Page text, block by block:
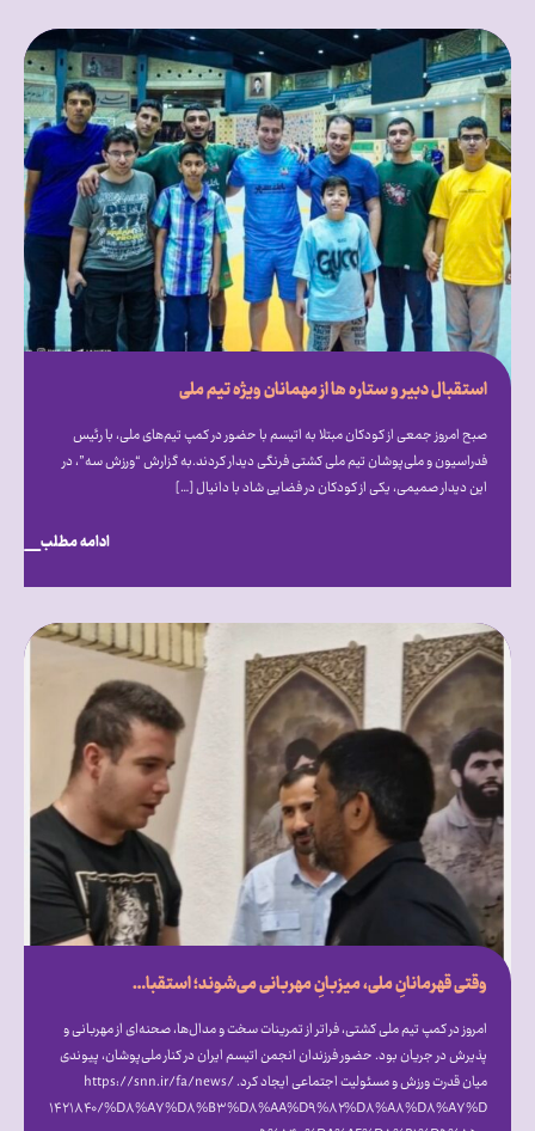
استقبال دبیر و ستاره ها از مهمانان ویژه تیم ملی
صبح امروز جمعی از کودکان مبتلا به اتیسم با حضور در کمپ تیم‌های ملی، با رئیس
فدراسیون و ملی‌پوشان تیم ملی کشتی فرنگی دیدار کردند.به گزارش “ورزش سه”، در
این دیدار صمیمی، یکی از کودکان در فضایی شاد با دانیال […]
ادامه مطلب
وقتی قهرمانانِ ملی، میزبانِ مهربانی می‌شوند؛ استقبال گرم علیرضا دبیر از فرزندان انجمن اتیسم ایران [همراه با فیلم]
امروز در کمپ تیم ملی کشتی، فراتر از تمرینات سخت و مدال‌ها، صحنه‌ای از مهربانی و
پذیرش در جریان بود. حضور فرزندان انجمن اتیسم ایران در کنار ملی‌پوشان، پیوندی
میان قدرت ورزش و مسئولیت اجتماعی ایجاد کرد. https://snn.ir/fa/news/
۱۴۲۱۸۴۰/%D۸%A۷%D۸%B۳%D۸%AA%D۹%۸۲%D۸%A۸%D۸%A۷%D